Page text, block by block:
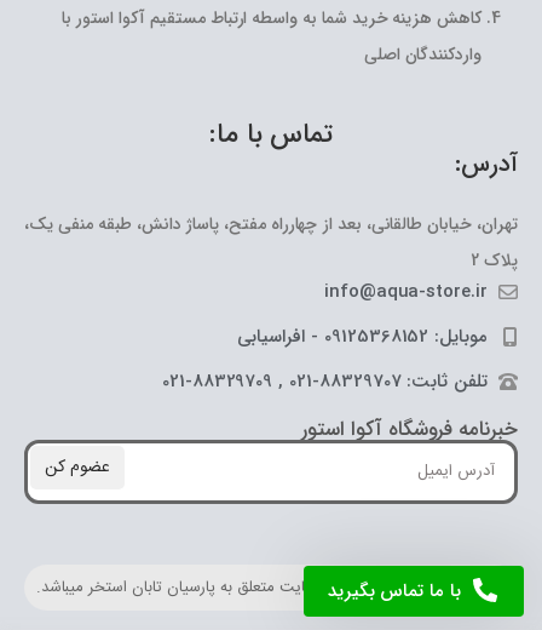
کاهش هزینه خرید شما به واسطه ارتباط مستقیم آکوا استور با
واردکنندگان اصلی
تماس با ما:
آدرس:
تهران، خیابان طالقانی، بعد از چهارراه مفتح، پاساژ دانش، طبقه منفی یک،
پلاک 2
info@aqua-store.ir
موبایل: 09125368152 - افراسیابی
تلفن ثابت: 88329707-021 , 88329709-021
خبرنامه فروشگاه آکوا استور
عضوم کن
کلیه حقوق مادی و معنوی این سایت متعلق به پارسیان تابان استخر میباشد.
با ما تماس بگیرید